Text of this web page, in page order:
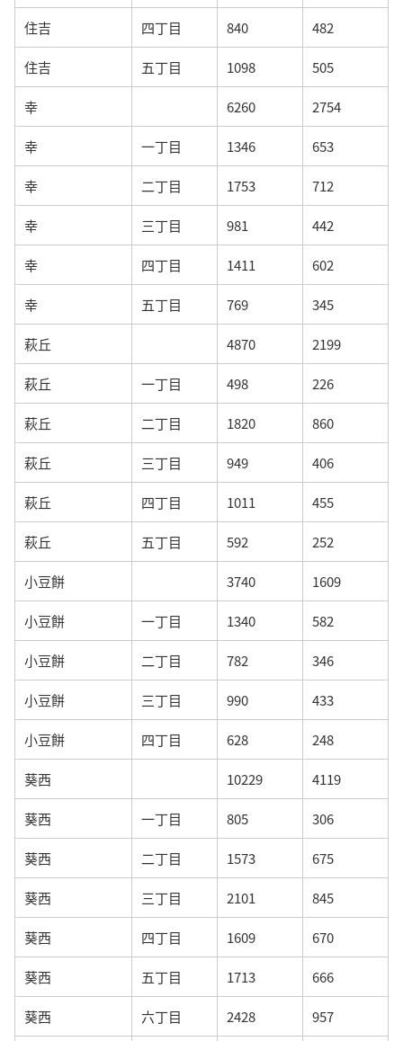
住吉 四丁目 840 482
住吉 五丁目 1098 505
幸 6260 2754
幸 一丁目 1346 653
幸 二丁目 1753 712
幸 三丁目 981 442
幸 四丁目 1411 602
幸 五丁目 769 345
萩丘 4870 2199
萩丘 一丁目 498 226
萩丘 二丁目 1820 860
萩丘 三丁目 949 406
萩丘 四丁目 1011 455
萩丘 五丁目 592 252
小豆餅 3740 1609
小豆餅 一丁目 1340 582
小豆餅 二丁目 782 346
小豆餅 三丁目 990 433
小豆餅 四丁目 628 248
葵西 10229 4119
葵西 一丁目 805 306
葵西 二丁目 1573 675
葵西 三丁目 2101 845
葵西 四丁目 1609 670
葵西 五丁目 1713 666
葵西 六丁目 2428 957